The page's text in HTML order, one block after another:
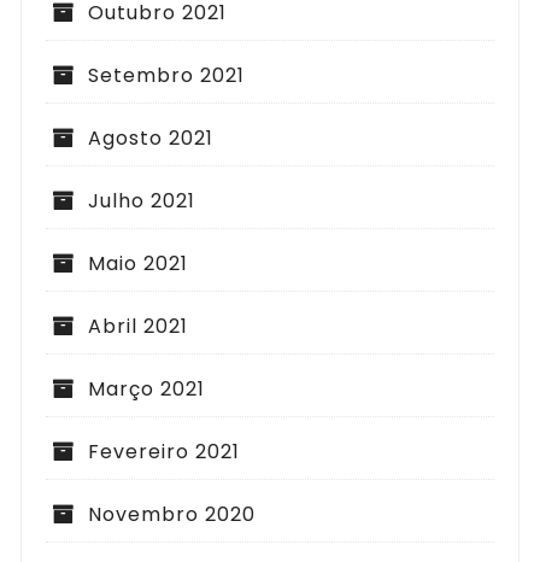
Outubro 2021
Setembro 2021
Agosto 2021
Julho 2021
Maio 2021
Abril 2021
Março 2021
Fevereiro 2021
Novembro 2020